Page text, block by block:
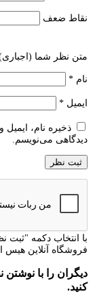
نقاط ضعف
متن نظر شما
نام *
ایمیل *
ذخیره نام،
دیدگاهی می‌نویسم.
با انتخاب دکمه "ثبت
فروشگاه آنلاین هیس
دیگران را با
کنید.